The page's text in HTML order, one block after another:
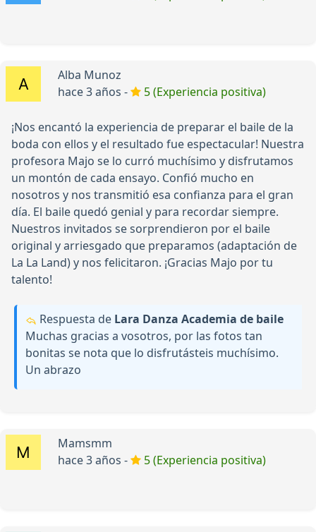
Alba Munoz
hace 3 años -
5 (Experiencia positiva)
¡Nos encantó la experiencia de preparar el baile de la
boda con ellos y el resultado fue espectacular! Nuestra
profesora Majo se lo curró muchísimo y disfrutamos
un montón de cada ensayo. Confió mucho en
nosotros y nos transmitió esa confianza para el gran
día. El baile quedó genial y para recordar siempre.
Nuestros invitados se sorprendieron por el baile
original y arriesgado que preparamos (adaptación de
La La Land) y nos felicitaron. ¡Gracias Majo por tu
talento!
Respuesta de Lara Danza Academia de baile
Muchas gracias a vosotros, por las fotos tan
bonitas se nota que lo disfrutásteis muchísimo.
Un abrazo
Mamsmm
hace 3 años -
5 (Experiencia positiva)